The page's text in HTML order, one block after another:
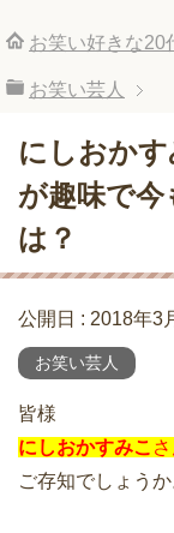
お笑い好きな20
お笑い芸人
にしおか
が趣味で
は？
公開日 : 2018年3
お笑い芸人
皆様
にしおかすみこ
ご存知でしょうか